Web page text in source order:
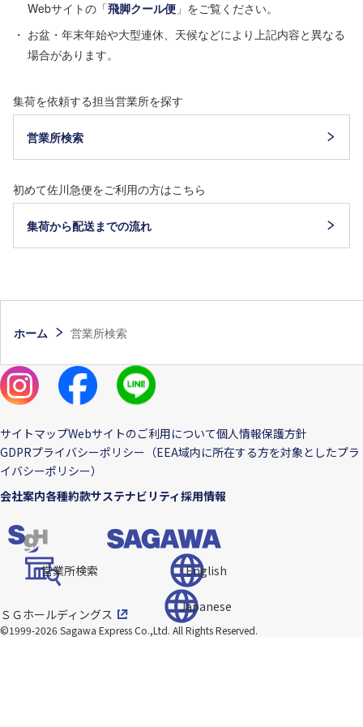
Webサイトの「飛脚クール便」をご覧ください。
お盆・年末年始や大型連休、天候などにより上記内容と異なる
場合があります。
集荷を依頼する担当営業所を探す
営業所検索
初めて佐川急便をご利用の方はこちら
集荷から配送までの流れ
ホーム 営業所検索
サイトマップWebサイトのご利用について個人情報保護方針
GDPRプライバシーポリシー（EEA域内に所在する方を対象としたプラ
イバシーポリシー）
会社案内各種約款サステナビリティ採用情報
営業所検索 English
Japanese
ＳＧホールディングス
©1999-2026 Sagawa Express Co.,Ltd. All Rights Reserved.